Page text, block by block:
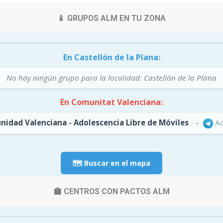
📱 GRUPOS ALM EN TU ZONA
En Castellón de la Plana:
No hay ningún grupo para la localidad: Castellón de la Plana
En Comunitat Valenciana:
Valenciana - Adolescencia Libre de Móviles -
🗺️ Buscar en el mapa
🏫 CENTROS CON PACTOS ALM